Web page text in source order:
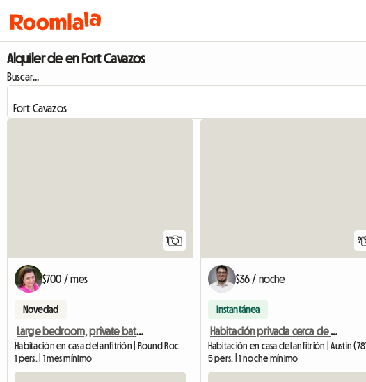
Alquiler de en Fort Cavazos
Buscar...
1
$700 / mes
Novedad
Large bedroom, private bath & media
Habitación en casa del anfitrión | Round Rock (78664)
1 pers. | 1 mes mínimo
9
$36 / noche
Instantánea
Habitación privada cerca de universidades / 900 $ (servicios + WiFi incluidos)
5 pers. | 1 noche mínimo